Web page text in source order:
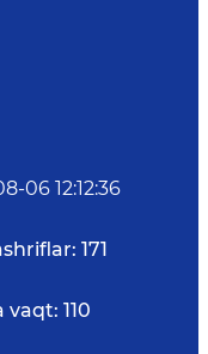
06 12:12:36
171
vaqt: 110